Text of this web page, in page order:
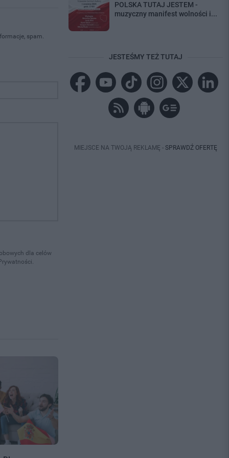
spam.
dla celów
POLSKA TUTAJ JESTEM -
muzyczny manifest wolności i...
JESTEŚMY TEŻ TUTAJ
MIEJSCE NA TWOJĄ REKLAMĘ - SPRAWDŹ OFERTĘ